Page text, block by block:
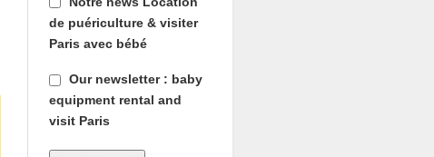
de puériculture & visiter
Paris avec bébé
Our newsletter : baby
equipment rental and
visit Paris